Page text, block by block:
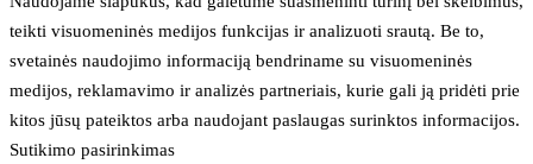
teikti visuomeninės medijos funkcijas ir analizuoti srautą. Be to,
svetainės naudojimo informaciją bendriname su visuomeninės
medijos, reklamavimo ir analizės partneriais, kurie gali ją pridėti prie
kitos jūsų pateiktos arba naudojant paslaugas surinktos informacijos.
Sutikimo pasirinkimas